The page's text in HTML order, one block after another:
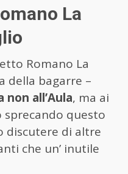
La
Romano La
della bagarre –
all’Aula, ma ai
questo
discutere di altre
che un’ inutile